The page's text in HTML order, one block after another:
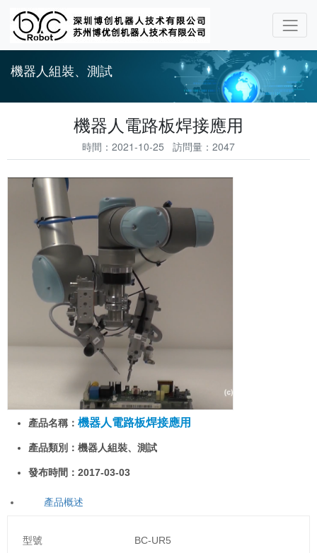
機器人組裝、測試
機器人電路板焊接應用
時間：2021-10-25 訪問量：2047
產品名稱： 機器人電路板焊接應用
產品類別：機器人組裝、測試
發布時間：2017-03-03
產品概述
型號
BC-UR5